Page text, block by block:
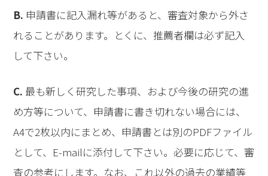
B. 申請書に記入漏れ等があると、審査対象から外さ
れることがあります。とくに、推薦者欄は必ず記入
して下さい。
C. 最も新しく研究した事項、および今後の研究の進
め方等について、申請書に書き切れない場合には、
A4で2枚以内にまとめ、申請書とは別のPDFファイル
として、E-mailに添付して下さい。必要に応じて、審
査の参考にします。なお、これ以外の過去の業績等